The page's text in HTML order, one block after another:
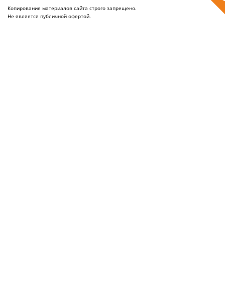
Копирование материалов сайта строго запрещено.
Не является публичной офертой.